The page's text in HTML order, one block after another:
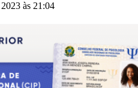
às 21:04